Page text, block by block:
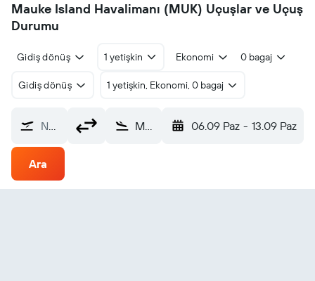
Mauke Island Havalimanı (MUK) Uçuşlar ve Uçuş
Durumu
Gidiş dönüş 1 yetişkin Ekonomi 0 bagaj
Gidiş dönüş 1 yetişkin, Ekonomi, 0 bagaj
Nereden? Mauke Island (MUK) 06.09 Paz - 13.09 Paz
Ara